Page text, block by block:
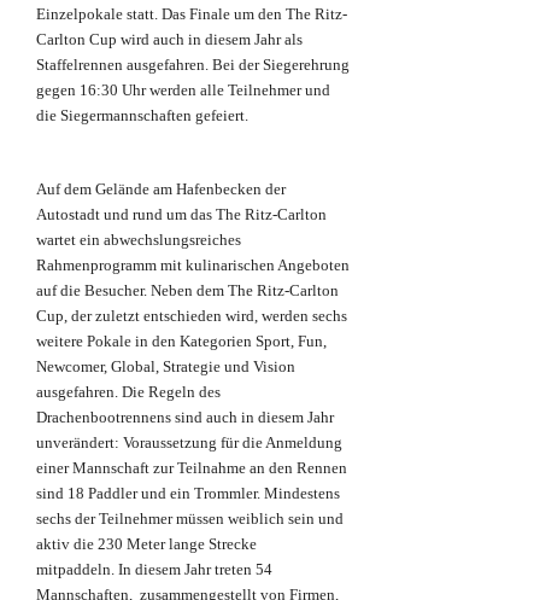
Einzelpokale statt. Das Finale um den The Ritz-
Carlton Cup wird auch in diesem Jahr als
Staffelrennen ausgefahren. Bei der Siegerehrung
gegen 16:30 Uhr werden alle Teilnehmer und
die Siegermannschaften gefeiert.
Auf dem Gelände am Hafenbecken der
Autostadt und rund um das The Ritz-Carlton
wartet ein abwechslungsreiches
Rahmenprogramm mit kulinarischen Angeboten
auf die Besucher. Neben dem The Ritz-Carlton
Cup, der zuletzt entschieden wird, werden sechs
weitere Pokale in den Kategorien Sport, Fun,
Newcomer, Global, Strategie und Vision
ausgefahren. Die Regeln des
Drachenbootrennens sind auch in diesem Jahr
unverändert: Voraussetzung für die Anmeldung
einer Mannschaft zur Teilnahme an den Rennen
sind 18 Paddler und ein Trommler. Mindestens
sechs der Teilnehmer müssen weiblich sein und
aktiv die 230 Meter lange Strecke
mitpaddeln. In diesem Jahr treten 54
Mannschaften, zusammengestellt von Firmen,